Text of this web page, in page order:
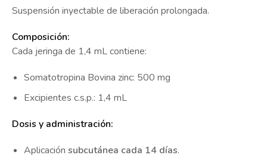
Suspensión inyectable de liberación prolongada.
Composición:
Cada jeringa de 1,4 mL contiene:
Somatotropina Bovina zinc: 500 mg
Excipientes c.s.p.: 1,4 mL
Dosis y administración:
Aplicación subcutánea cada 14 días.